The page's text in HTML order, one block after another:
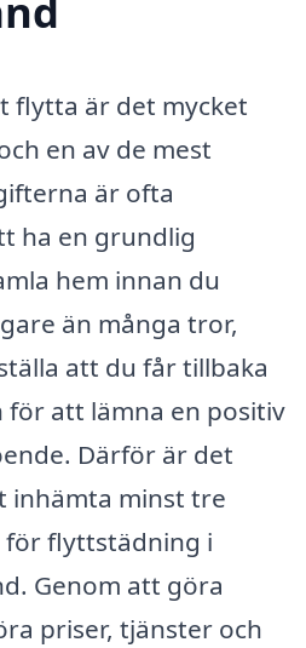
flytta är det mycket
en av de mest
är ofta
ha en grundlig
hem innan du
än många tror,
att du får tillbaka
för att lämna en positiv
Därför är det
inhämta minst tre
flyttstädning i
Genom att göra
priser, tjänster och